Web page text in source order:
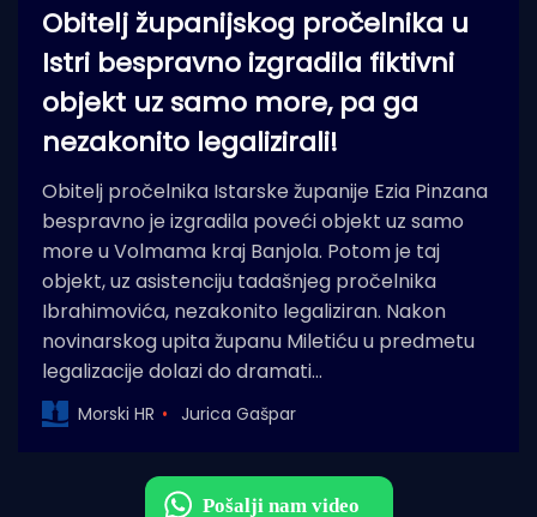
Obitelj županijskog pročelnika u
Istri bespravno izgradila fiktivni
objekt uz samo more, pa ga
nezakonito legalizirali!
Obitelj pročelnika Istarske županije Ezia Pinzana
bespravno je izgradila poveći objekt uz samo
more u Volmama kraj Banjola. Potom je taj
objekt, uz asistenciju tadašnjeg pročelnika
Ibrahimovića, nezakonito legaliziran. Nakon
novinarskog upita županu Miletiću u predmetu
legalizacije dolazi do dramati…
Morski HR Jurica Gašpar